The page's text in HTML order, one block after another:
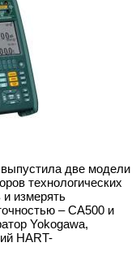
две модели
технологических
и измерять
– CA500 и
Yokogawa,
HART-